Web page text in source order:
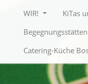
WIR!
KiTas
Begegnungsstätten
Catering-Küche